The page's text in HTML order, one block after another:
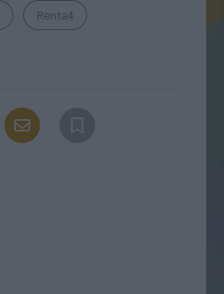
Renta4